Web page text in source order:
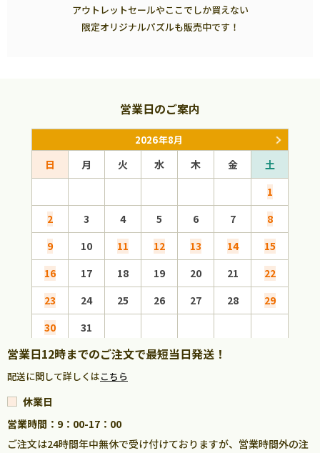
アウトレットセールやここでしか買えない
限定オリジナルパズルも販売中です！
営業日のご案内
2026年8月
日 月 火 水 木 金
土
1
2
3 4 5 6 7
8
9
10 11 12 13 14
15
16
17 18 19 20 21
22
23
24 25 26 27 28
29
30
31
営業日12時までのご注文で最短当日発送！
配送に関して詳しくはこちら
休業日
営業時間：9：00-17：00
ご注文は24時間年中無休で受け付けておりますが、営業時間外の注